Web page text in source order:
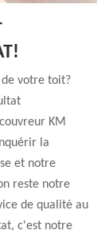
de votre toit?
KM
la
et notre
reste notre
de qualité au
c'est notre